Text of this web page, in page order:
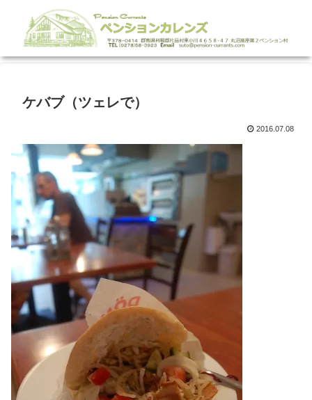
ケバブ（ツェレで）
2016.07.08